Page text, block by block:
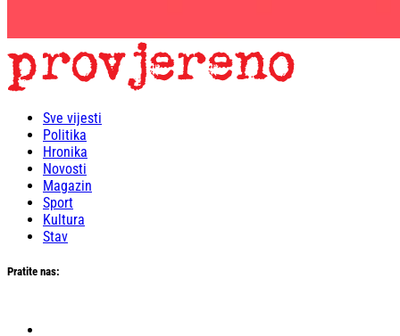
Sve vijesti
Politika
Hronika
Novosti
Magazin
Sport
Kultura
Stav
Pratite nas: